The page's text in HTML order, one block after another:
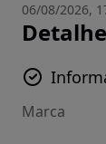
06/08/2026,
Marca